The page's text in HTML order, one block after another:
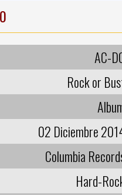
AC-
Rock or
02 Diciembre
Columbia
Hard-